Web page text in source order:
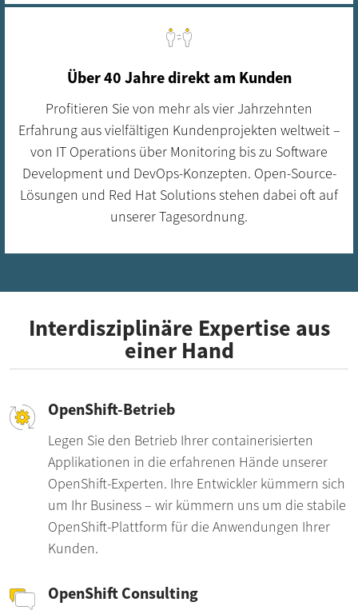
Über 40 Jahre direkt am Kunden
Profitieren Sie von mehr als vier Jahrzehnten
Erfahrung aus vielfältigen Kundenprojekten weltweit –
von IT Operations über Monitoring bis zu Software
Development und DevOps-Konzepten. Open-Source-
Lösungen und Red Hat Solutions stehen dabei oft auf
unserer Tagesordnung.
Interdisziplinäre Expertise aus
einer Hand
OpenShift-Betrieb
Legen Sie den Betrieb Ihrer containerisierten
Applikationen in die erfahrenen Hände unserer
OpenShift-Experten. Ihre Entwickler kümmern sich
um Ihr Business – wir kümmern uns um die stabile
OpenShift-Plattform für die Anwendungen Ihrer
Kunden.
OpenShift Consulting